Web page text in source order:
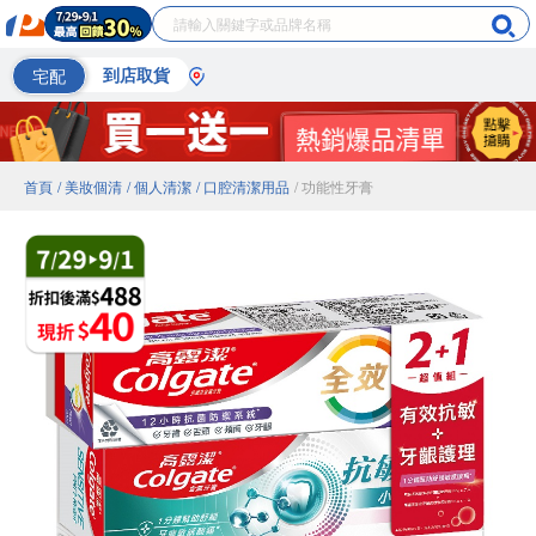
宅配 到店取貨
首頁 / 美妝個清 / 個人清潔 / 口腔清潔用品 / 功能性牙膏